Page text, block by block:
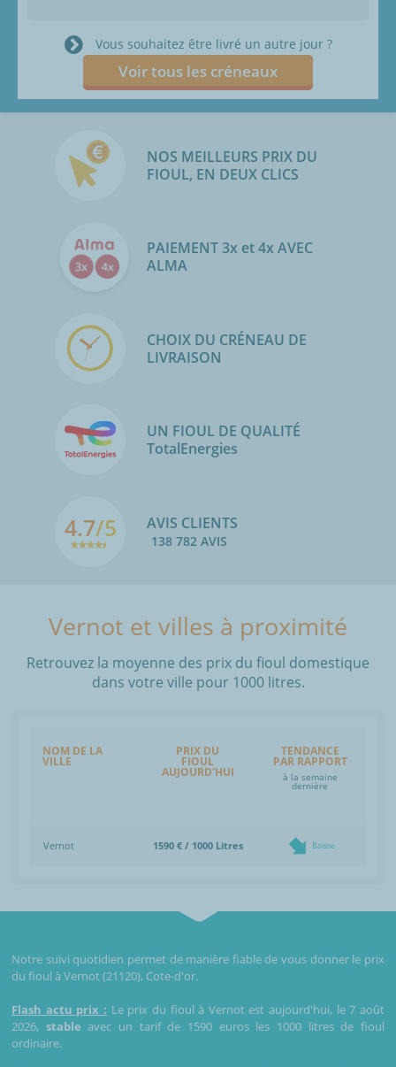
Vous souhaitez être livré un autre jour ?
Voir tous les créneaux
NOS MEILLEURS PRIX DU
FIOUL, EN DEUX CLICS
PAIEMENT 3x et 4x AVEC
ALMA
CHOIX DU CRÉNEAU DE
LIVRAISON
UN FIOUL DE QUALITÉ
TotalEnergies
4.7/5 AVIS CLIENTS
138 782 AVIS
Vernot et villes à proximité
Retrouvez la moyenne des prix du fioul domestique
dans votre ville pour 1000 litres.
NOM DE LA
VILLE
PRIX DU
FIOUL
AUJOURD'HUI
TENDANCE
PAR RAPPORT
à la semaine
dernière
Vernot 1590 € / 1000 Litres Baisse
Notre suivi quotidien permet de manière fiable de vous donner le prix
du fioul à Vernot (21120), Cote-d'or.
Flash actu prix : Le prix du fioul à Vernot est aujourd'hui, le 7 août
2026, stable avec un tarif de 1590 euros les 1000 litres de fioul
ordinaire.